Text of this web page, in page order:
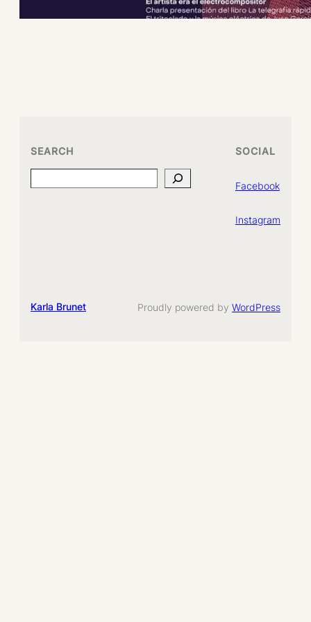
SEARCH
Search
SOCIAL
Facebook
Instagram
Karla Brunet Proudly powered by WordPress